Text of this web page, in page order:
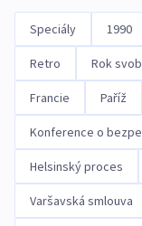
Speciály 1990
Retro Rok
Francie Paříž
Konference o
Helsinský proces
Varšavská smlouva